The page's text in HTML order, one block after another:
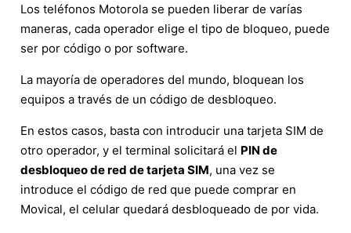
Los teléfonos Motorola se pueden liberar de varías
maneras, cada operador elige el tipo de bloqueo, puede
ser por código o por software.
La mayoría de operadores del mundo, bloquean los
equipos a través de un código de desbloqueo.
En estos casos, basta con introducir una tarjeta SIM de
otro operador, y el terminal solicitará el PIN de
desbloqueo de red de tarjeta SIM, una vez se
introduce el código de red que puede comprar en
Movical, el celular quedará desbloqueado de por vida.